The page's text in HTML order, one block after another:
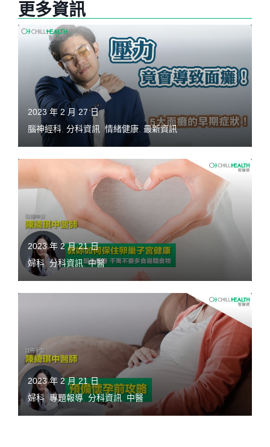
更多資訊
2023 年 2 月 27 日
腦神經科 分科資訊 情緒健康 最新資訊
2023 年 2 月 21 日
婦科,分科資訊,中醫
2023 年 2 月 21 日
婦科,專題報導 分科資訊 中醫